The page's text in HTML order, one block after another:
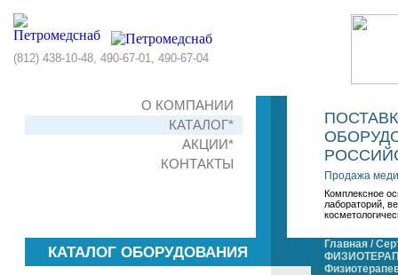
(812) 438-10-48, 490-67-01, 490-67-04
О КОМПАНИИ
КАТАЛОГ*
АКЦИИ*
КОНТАКТЫ
Продажа
Комплексное
лабораторий,
КАТАЛОГ ОБОРУДОВАНИЯ Главная /